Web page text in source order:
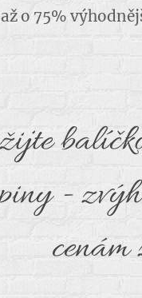
o 75%
-